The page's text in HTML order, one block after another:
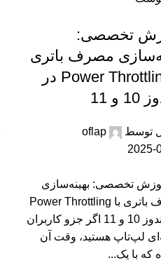
تخصصی:
مصرف باتری
با Power Throttling در
و 11
توسط
oflap
2025-
تخصصی: بهینه‌سازی
مصرف باتری با Power Throttling
در ویندوز 10 و 11 اگر جزو کاربران
لپ‌تاپ هستید، وقت آن
که با یک...